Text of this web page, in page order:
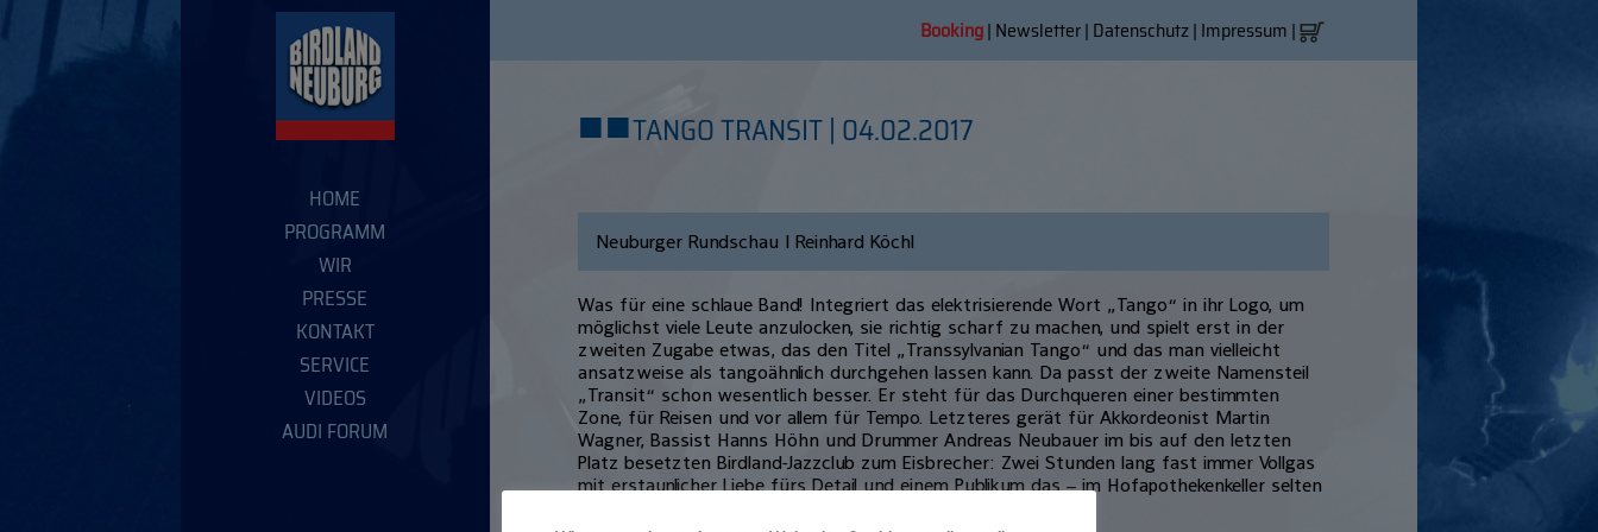
HOME
PROGRAMM
WIR
PRESSE
KONTAKT
SERVICE
VIDEOS
AUDI FORUM
Booking| Newsletter| Datenschutz| Impressum |
■■TANGO TRANSIT | 04.02.2017
Neuburger Rundschau | Reinhard Köchl
Was für eine schlaue Band! Integriert das elektrisierende Wort „Tango“ in ihr Logo, um
möglichst viele Leute anzulocken, sie richtig scharf zu machen, und spielt erst in der
zweiten Zugabe etwas, das den Titel „Transsylvanian Tango“ und das man vielleicht
ansatzweise als tangoähnlich durchgehen lassen kann. Da passt der zweite Namensteil
„Transit“ schon wesentlich besser. Er steht für das Durchqueren einer bestimmten
Zone, für Reisen und vor allem für Tempo. Letzteres gerät für Akkordeonist Martin
Wagner, Bassist Hanns Höhn und Drummer Andreas Neubauer im bis auf den letzten
Platz besetzten Birdland-Jazzclub zum Eisbrecher: Zwei Stunden lang fast immer Vollgas
mit erstaunlicher Liebe fürs Detail und einem Publikum das – im Hofapothekenkeller selten